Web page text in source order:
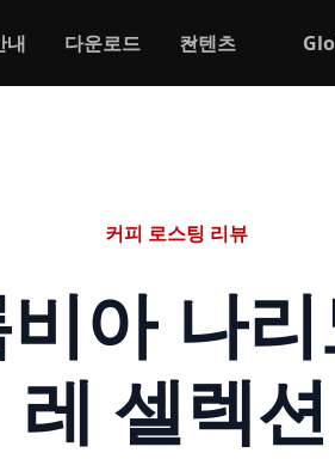
내 다운로드 컨텐츠
커피 로스팅 리뷰
아 나
레 셀렉션